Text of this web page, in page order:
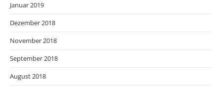
Januar 2019
Dezember 2018
November 2018
September 2018
August 2018